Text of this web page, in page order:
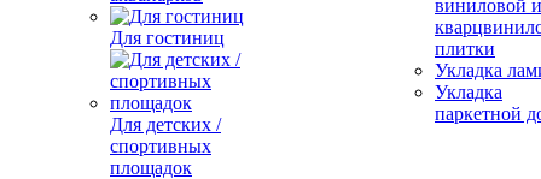
Для гостиниц
Для детских /
спортивных
площадок
виниловой и
плитки
Укладка
Укладка
паркетной